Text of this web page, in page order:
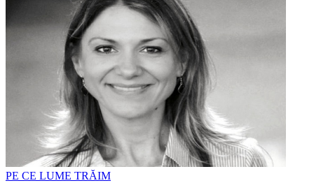
PE CE LUME TRĂIM